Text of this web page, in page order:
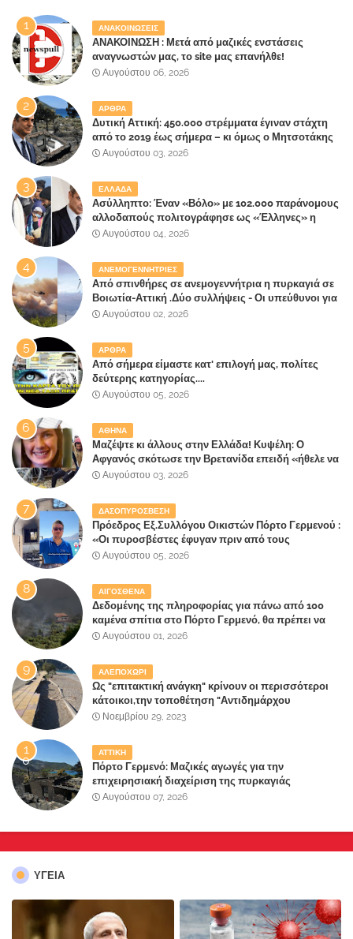
ΑΝΑΚΟΙΝΩΣΕΙΣ
ΑΝΑΚΟΙΝΩΣΗ : Μετά από μαζικές ενστάσεις
αναγνωστών μας, το site μας επανήλθε!
Αυγούστου 06, 2026
ΑΡΘΡΑ
Δυτική Αττική: 450.000 στρέμματα έγιναν στάχτη
από το 2019 έως σήμερα – κι όμως ο Μητσοτάκης
έλαβε 40% και 45% στις εκλογές του 2023,ενώ 50%
Αυγούστου 03, 2026
ΕΛΛΑΔΑ
Ασύλληπτο: Έναν «Βόλο» με 102.000 παράνομους
αλλοδαπούς πολιτογράφησε ως «Έλληνες» η
κυβέρνηση!
Αυγούστου 04, 2026
ΑΝΕΜΟΓΕΝΝΗΤΡΙΕΣ
Από σπινθήρες σε ανεμογεννήτρια η πυρκαγιά σε
Βοιωτία-Αττική .Δύο συλλήψεις - Οι υπεύθυνοι για
την λάθος διαχείριση της κατάσβεσης θα
Αυγούστου 02, 2026
ΑΡΘΡΑ
Από σήμερα είμαστε κατ' επιλογή μας, πολίτες
δεύτερης κατηγορίας....
Αυγούστου 05, 2026
ΑΘΗΝΑ
Μαζέψτε κι άλλους στην Ελλάδα! Κυψέλη: Ο
Αφγανός σκότωσε την Βρετανίδα επειδή «ήθελε να
κάνει τη σύντροφό του χριστιανή»
Αυγούστου 03, 2026
ΔΑΣΟΠΥΡΟΣΒΕΣΗ
Πρόεδρος Εξ.Συλλόγου Οικιστών Πόρτο Γερμενού :
«Οι πυροσβέστες έφυγαν πριν από τους
κατοίκους»
Αυγούστου 05, 2026
ΑΙΓΟΣΘΕΝΑ
Δεδομένης της πληροφορίας για πάνω από 100
καμένα σπίτια στο Πόρτο Γερμενό, θα πρέπει να
αναζητηθούν ευθύνες για την ολοσχερή
επίγειου παραδείσου της Αττικής
Αυγούστου 01, 2026
ΑΛΕΠΟΧΩΡΙ
Ως "επιτακτική ανάγκη" κρίνουν οι περισσότεροι
κάτοικοι,την τοποθέτηση "Αντιδημάρχου
Παραλιακής Ζώνης" στο Δήμο Μάνδρας-Ειδυλλίας!
Νοεμβρίου 29, 2023
ΑΤΤΙΚΗ
Πόρτο Γερμενό: Μαζικές αγωγές για την
επιχειρησιακή διαχείριση της πυρκαγιάς
ετοιμάζουν οι κάτοικοι!
Αυγούστου 07, 2026
ΥΓΕΙΑ